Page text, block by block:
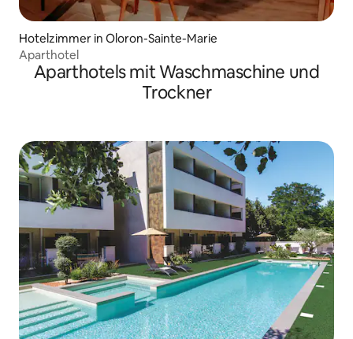
Hotelzimmer in Oloron-Sainte-Marie
Aparthotel
Aparthotels mit Waschmaschine und
Trockner